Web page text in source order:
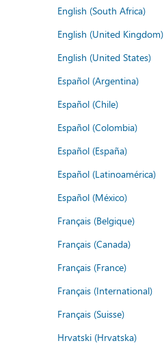
English (South Africa)
English (United Kingdom)
English (United States)
Español (Argentina)
Español (Chile)
Español (Colombia)
Español (España)
Español (Latinoamérica)
Español (México)
Français (Belgique)
Français (Canada)
Français (France)
Français (International)
Français (Suisse)
Hrvatski (Hrvatska)